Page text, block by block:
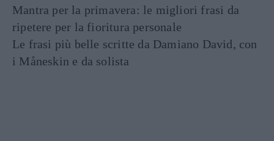
Mantra per la primavera: le migliori frasi da
ripetere per la fioritura personale
Le frasi più belle scritte da Damiano David, con
i Måneskin e da solista